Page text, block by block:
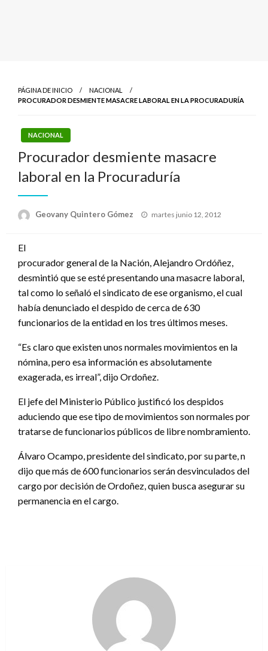
PÁGINA DE INICIO
NACIONAL
PROCURADOR DESMIENTE MASACRE LABORAL EN LA PROCURADURÍA
NACIONAL
Procurador desmiente masacre
laboral en la Procuraduría
Geovany Quintero Gómez
Publicado
martes junio 12, 2012
El
procurador general de la Nación, Alejandro Ordóñez,
desmintió que se esté presentando una masacre laboral,
tal como lo señaló el sindicato de ese organismo, el cual
había denunciado el despido de cerca de 630
funcionarios de la entidad en los tres últimos meses.
“Es claro que existen unos normales movimientos en la
nómina, pero esa información es absolutamente
exagerada, es irreal”, dijo Ordoñez.
El jefe del Ministerio Público justificó los despidos
aduciendo que ese tipo de movimientos son normales por
tratarse de funcionarios públicos de libre nombramiento.
Álvaro Ocampo, presidente del sindicato, por su parte, n
dijo que más de 600 funcionarios serán desvinculados del
cargo por decisión de Ordoñez, quien busca asegurar su
permanencia en el cargo.